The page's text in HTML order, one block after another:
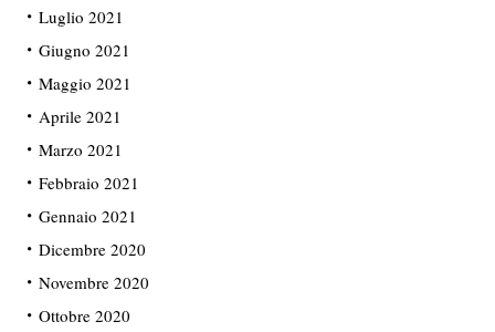
Luglio 2021
Giugno 2021
Maggio 2021
Aprile 2021
Marzo 2021
Febbraio 2021
Gennaio 2021
Dicembre 2020
Novembre 2020
Ottobre 2020